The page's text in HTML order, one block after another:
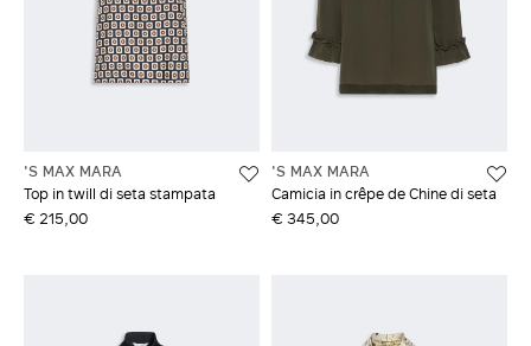
'S MAX MARA
Top in twill di seta stampata
€ 215,00
'S MAX MARA
Camicia in crêpe de Chine di seta
€ 345,00